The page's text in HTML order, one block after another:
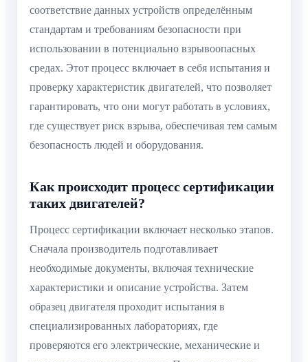
соответствие данных устройств определённым
стандартам и требованиям безопасности при
использовании в потенциально взрывоопасных
средах. Этот процесс включает в себя испытания и
проверку характеристик двигателей, что позволяет
гарантировать, что они могут работать в условиях,
где существует риск взрыва, обеспечивая тем самым
безопасность людей и оборудования.
Как происходит процесс сертификации
таких двигателей?
Процесс сертификации включает несколько этапов.
Сначала производитель подготавливает
необходимые документы, включая технические
характеристики и описание устройства. Затем
образец двигателя проходит испытания в
специализированных лабораториях, где
проверяются его электрические, механические и